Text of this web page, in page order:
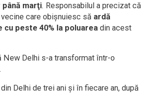
marţi. Responsabilul a precizat că
care obişnuiesc să ardă
peste 40% la poluarea din acest
New Delhi s-a transformat într-o
Delhi de trei ani și în fiecare an, după